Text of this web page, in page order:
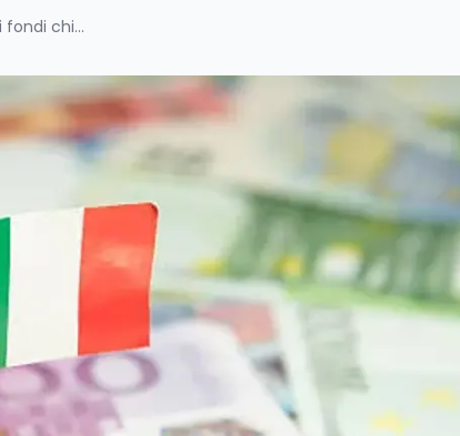
Previdenza complementare 2026: i fondi chiusi battono gli aperti sui costi